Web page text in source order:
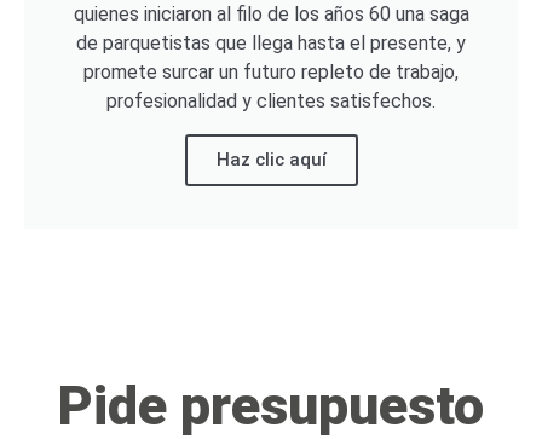
quienes iniciaron al filo de los años 60 una saga
de parquetistas que llega hasta el presente, y
promete surcar un futuro repleto de trabajo,
profesionalidad y clientes satisfechos.
Haz clic aquí
Pide presupuesto